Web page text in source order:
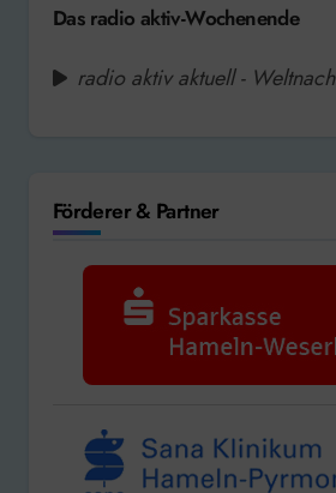
Das radio aktiv-Wochenende
radio aktiv aktuell -
Förderer & Partner